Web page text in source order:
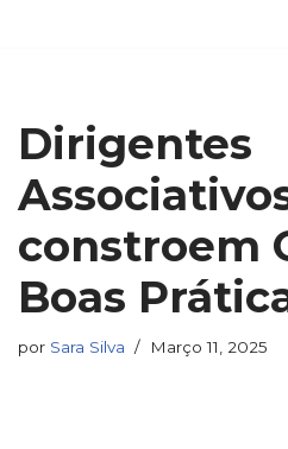
conteúdo
Dirigentes
constroem
Boas
por Sara Silva Março 11, 2025